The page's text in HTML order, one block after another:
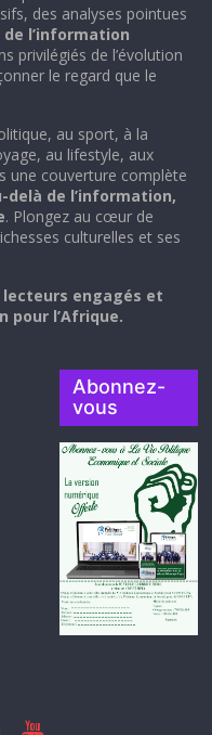
des analyses pointues
de l’information
privilégiés de l’évolution
le regard que le
au sport, à la
au lifestyle, aux
une couverture complète
delà de l’information,
. Plongez au cœur de
culturelles et ses
engagés et
pour l’Afrique.
Abonnez-
vous